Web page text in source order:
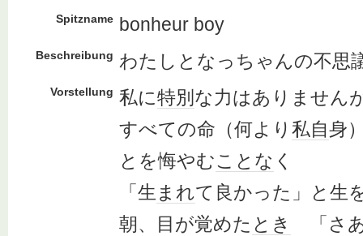
Spitzname bonheur boy
Beschreibung わたしとなっちゃんの不思
Vorstellung 私に特別 な力はありません
すべての命（何より 私自身
とを悔やむことな く
「生 まれて良かった」と生
朝、目が覚めた とき
「さ